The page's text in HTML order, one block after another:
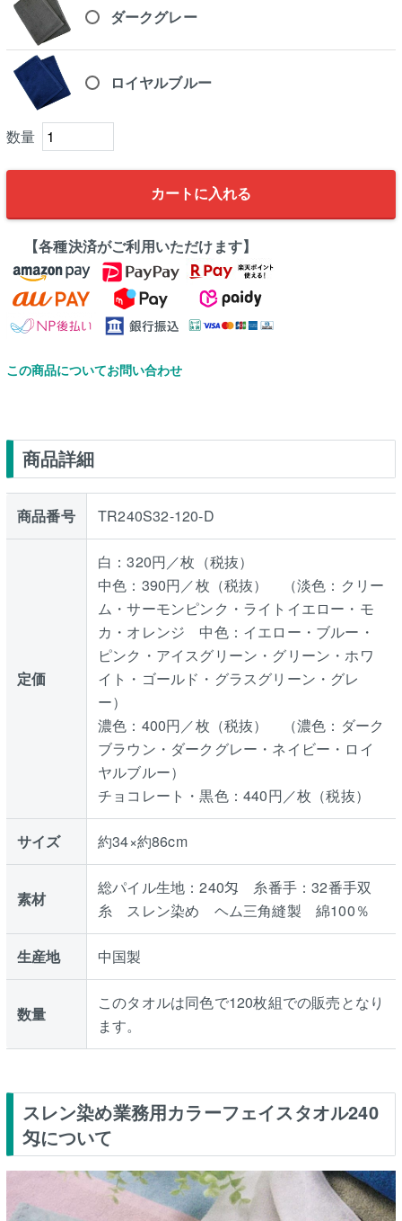
ダークグレー
ロイヤルブルー
カートに入れる
【各種決済がご利用いただけます】
この商品についてお問い合わせ
商品詳細
商品番号 TR240S32-120-D
定価
白：320円／枚（税抜）
中色：390円／枚（税抜） （淡色：クリー
ム・サーモンピンク・ライトイエロー・モ
カ・オレンジ 中色：イエロー・ブルー・
ピンク・アイスグリーン・グリーン・ホワ
イト・ゴールド・グラスグリーン・グレ
ー）
濃色：400円／枚（税抜） （濃色：ダーク
ブラウン・ダークグレー・ネイビー・ロイ
ヤルブルー）
チョコレート・黒色：440円／枚（税抜）
サイズ 約34×約86cm
素材
総パイル生地：240匁 糸番手：32番手双
糸 スレン染め ヘム三角縫製 綿100％
生産地 中国製
数量
このタオルは同色で120枚組での販売となり
ます。
スレン染め業務用カラーフェイスタオル240
匁について